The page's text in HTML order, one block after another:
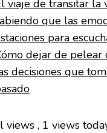
viaje de transitar la
que las
para
dejar de pelear
decisiones que
views , 1 views